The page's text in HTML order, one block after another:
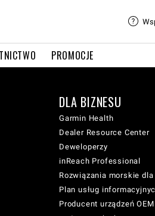
PROMOCJE
DLA BIZNESU
Garmin Health
Dealer Resource Center
Deweloperzy
inReach Professional
Rozwiązania morskie
Plan usług
Producent urządzeń